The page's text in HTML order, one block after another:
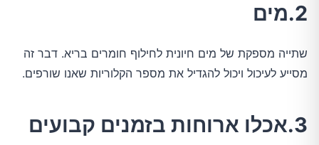
2.מים
שתייה מספקת של מים חיונית לחילוף חומרים בריא. דבר זה
מסייע לעיכול ויכול להגדיל את מספר הקלוריות שאנו שורפים.
3.אכלו ארוחות בזמנים קבועים